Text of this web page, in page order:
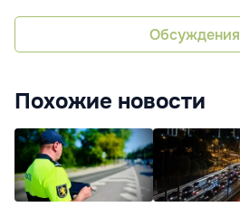
Обсуждения
Похожие новости